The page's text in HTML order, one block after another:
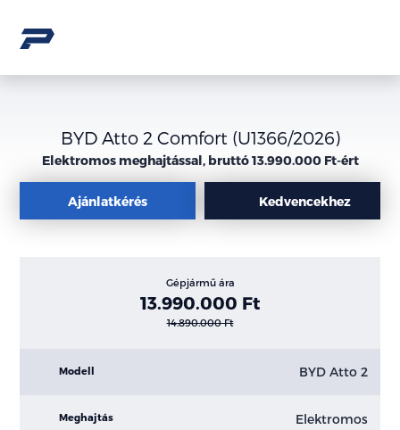
BYD Atto 2 Comfort (U1366/2026)
Elektromos meghajtással, bruttó 13.990.000 Ft-ért
Ajánlatkérés Kedvencekhez
Gépjármű ára
13.990.000 Ft
14.890.000 Ft
Modell BYD Atto 2
Meghajtás Elektromos